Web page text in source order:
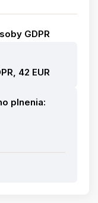
GDPR
42 EUR
plnenia: